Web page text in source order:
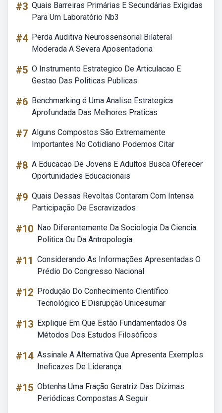
#3 Quais Barreiras Primárias E Secundárias Exigidas
Para Um Laboratório Nb3
#4 Perda Auditiva Neurossensorial Bilateral
Moderada A Severa Aposentadoria
#5 O Instrumento Estrategico De Articulacao E
Gestao Das Politicas Publicas
#6 Benchmarking é Uma Analise Estrategica
Aprofundada Das Melhores Praticas
#7 Alguns Compostos São Extremamente
Importantes No Cotidiano Podemos Citar
#8 A Educacao De Jovens E Adultos Busca Oferecer
Oportunidades Educacionais
#9 Quais Dessas Revoltas Contaram Com Intensa
Participação De Escravizados
#10 Nao Diferentemente Da Sociologia Da Ciencia
Politica Ou Da Antropologia
#11 Considerando As Informações Apresentadas O
Prédio Do Congresso Nacional
#12 Produção Do Conhecimento Científico
Tecnológico E Disrupção Unicesumar
#13 Explique Em Que Estão Fundamentados Os
Métodos Dos Estudos Filosóficos
#14 Assinale A Alternativa Que Apresenta Exemplos
Ineficazes De Liderança.
#15 Obtenha Uma Fração Geratriz Das Dízimas
Periódicas Compostas A Seguir